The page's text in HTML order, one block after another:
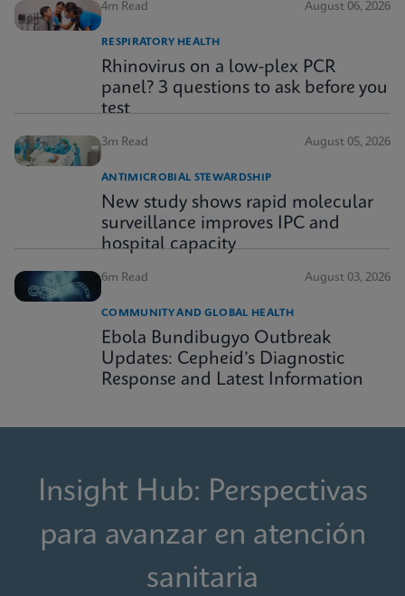
4m Read August 06, 2026
RESPIRATORY HEALTH
Rhinovirus on a low-plex PCR
panel? 3 questions to ask before you
test
3m Read August 05, 2026
ANTIMICROBIAL STEWARDSHIP
New study shows rapid molecular
surveillance improves IPC and
hospital capacity
6m Read August 03, 2026
COMMUNITY AND GLOBAL HEALTH
Ebola Bundibugyo Outbreak
Updates: Cepheid’s Diagnostic
Response and Latest Information
Insight Hub: Perspectivas
para avanzar en atención
sanitaria